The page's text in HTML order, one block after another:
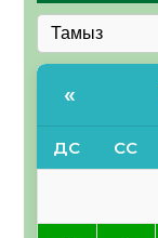
«
ДС СС